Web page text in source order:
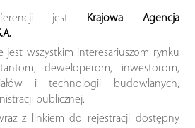
jest Krajowa Agencja
jest wszystkim interesariuszom rynku
deweloperom, inwestorom,
i technologii budowlanych,
publicznej.
z linkiem do rejestracji dostępny